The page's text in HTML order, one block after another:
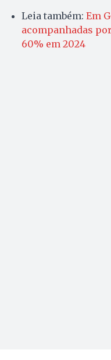
Leia também: Em
acompanhadas
60% em 2024